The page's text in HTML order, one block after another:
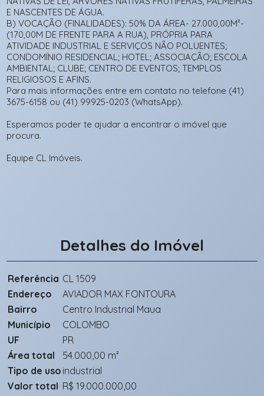
E NASCENTES DE ÁGUA.
B) VOCAÇÃO (FINALIDADES): 50% DA ÁREA- 27.000,00M²-
(170,00M DE FRENTE PARA A RUA), PRÓPRIA PARA
ATIVIDADE INDUSTRIAL E SERVIÇOS NÃO POLUENTES;
CONDOMÍNIO RESIDENCIAL; HOTEL; ASSOCIAÇÃO; ESCOLA
AMBIENTAL; CLUBE; CENTRO DE EVENTOS; TEMPLOS
RELIGIOSOS E AFINS.
Para mais informações entre em contato no telefone (41)
3675-6158 ou (41) 99925-0203 (WhatsApp).
Esperamos poder te ajudar a encontrar o imóvel que
procura.
Equipe CL Imóveis.
Detalhes do Imóvel
Referência CL 1509
Endereço
AVIADOR MAX FONTOURA
Bairro
Centro Industrial Maua
Município
COLOMBO
UF
PR
Área total
54.000,00 m²
Tipo de uso industrial
Valor total R$ 19.000.000,00